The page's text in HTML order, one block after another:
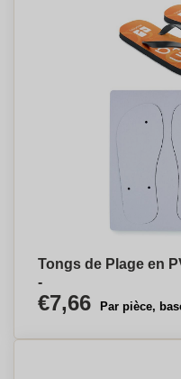
Tongs de Plage en
-
€7,66 Par pièce,